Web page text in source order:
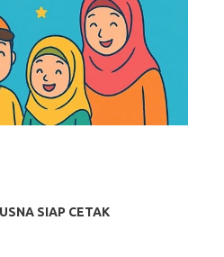
SIAP CETAK